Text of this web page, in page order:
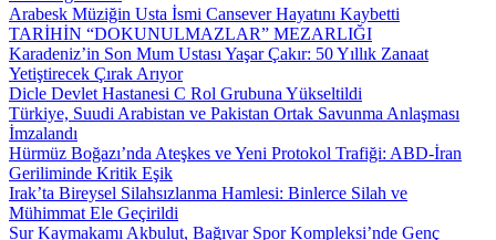
Arabesk Müziğin Usta İsmi Cansever Hayatını Kaybetti
TARİHİN “DOKUNULMAZLAR” MEZARLIĞI
Karadeniz’in Son Mum Ustası Yaşar Çakır: 50 Yıllık Zanaat
Yetiştirecek Çırak Arıyor
Dicle Devlet Hastanesi C Rol Grubuna Yükseltildi
Türkiye, Suudi Arabistan ve Pakistan Ortak Savunma Anlaşması
İmzalandı
Hürmüz Boğazı’nda Ateşkes ve Yeni Protokol Trafiği: ABD-İran
Geriliminde Kritik Eşik
Irak’ta Bireysel Silahsızlanma Hamlesi: Binlerce Silah ve
Mühimmat Ele Geçirildi
Sur Kaymakamı Akbulut, Bağıvar Spor Kompleksi’nde Genç